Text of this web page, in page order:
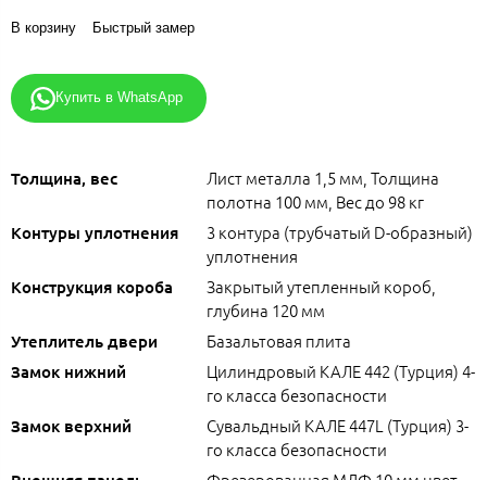
В корзину Быстрый замер
Купить в WhatsApp
Толщина, вес
Лист металла 1,5 мм, Толщина
полотна 100 мм, Вес до 98 кг
Контуры уплотнения
3 контура (трубчатый D-образный)
уплотнения
Конструкция короба
Закрытый утепленный короб,
глубина 120 мм
Утеплитель двери Базальтовая плита
Замок нижний
Цилиндровый КАЛЕ 442 (Турция) 4-
го класса безопасности
Замок верхний
Сувальдный КАЛЕ 447L (Турция) 3-
го класса безопасности